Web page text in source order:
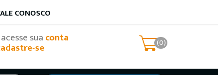
CONOSCO
suaconta
se (0)